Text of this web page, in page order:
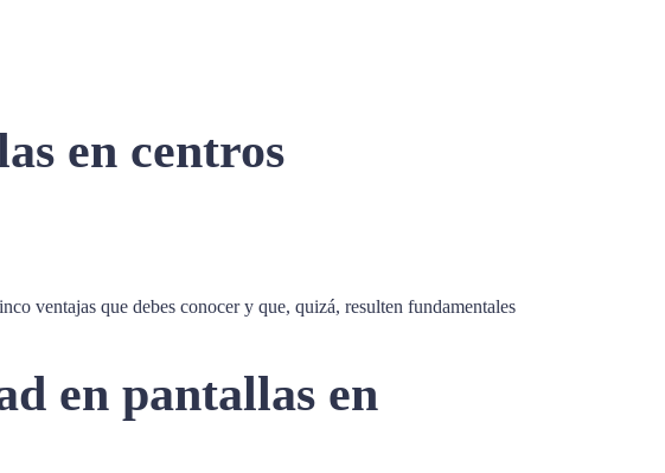
en centros
ventajas que debes conocer y que, quizá, resulten fundamentales
en pantallas en